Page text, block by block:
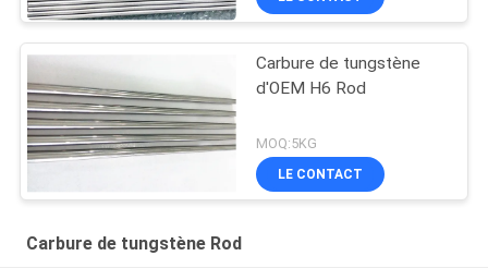
Carbure de tungstène
d'OEM H6 Rod
MOQ:5KG
LE CONTACT
Carbure de tungstène Rod